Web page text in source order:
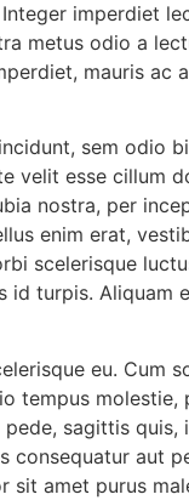
imperdiet
metus odio a
mauris ac
sem odio
velit esse cillum
nostra, per
enim erat,
scelerisque
id turpis. Aliquam
eu. Cum
tempus
sagittis quis,
consequatur aut
amet purus